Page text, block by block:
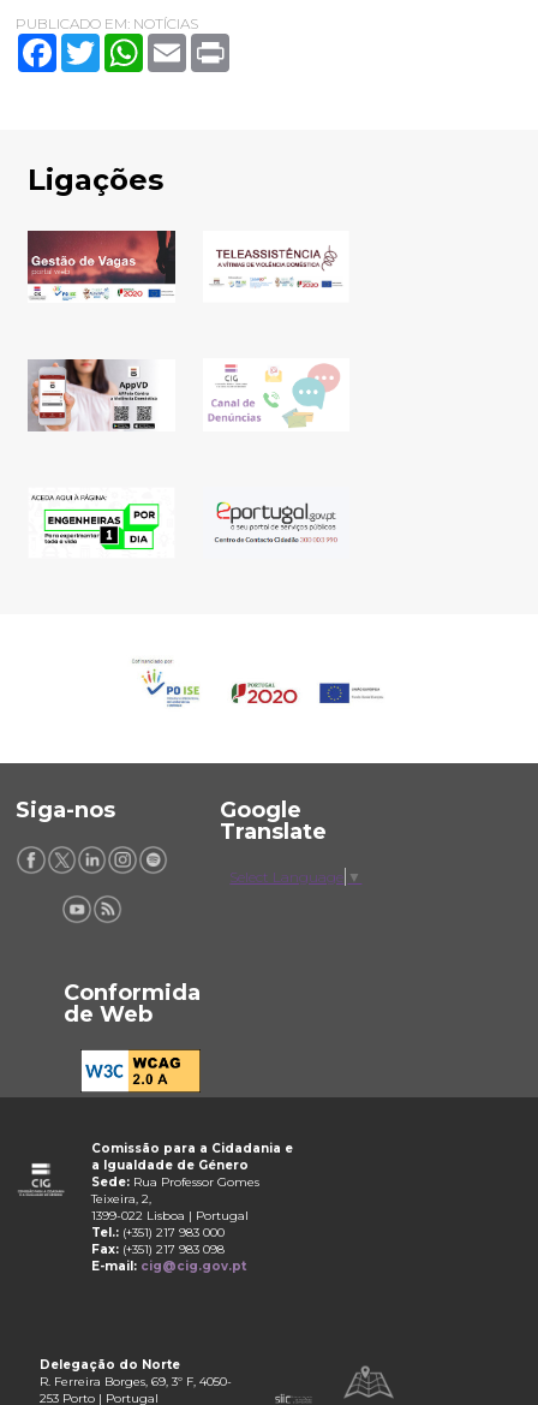
PUBLICADO EM: NOTÍCIAS
FacebookTwitterWhatsApp
Email
Ligações
Siga-nos
Google
Translate
Select Language ▼
Conformida
de Web
Comissão para a Cidadania e
a Igualdade de Género
Sede: Rua Professor Gomes
Teixeira, 2,
1399-022 Lisboa | Portugal
Tel.: (+351) 217 983 000
Fax: (+351) 217 983 098
E-mail: cig@cig.gov.pt
Delegação do Norte
R. Ferreira Borges, 69, 3º F, 4050-
253 Porto | Portugal